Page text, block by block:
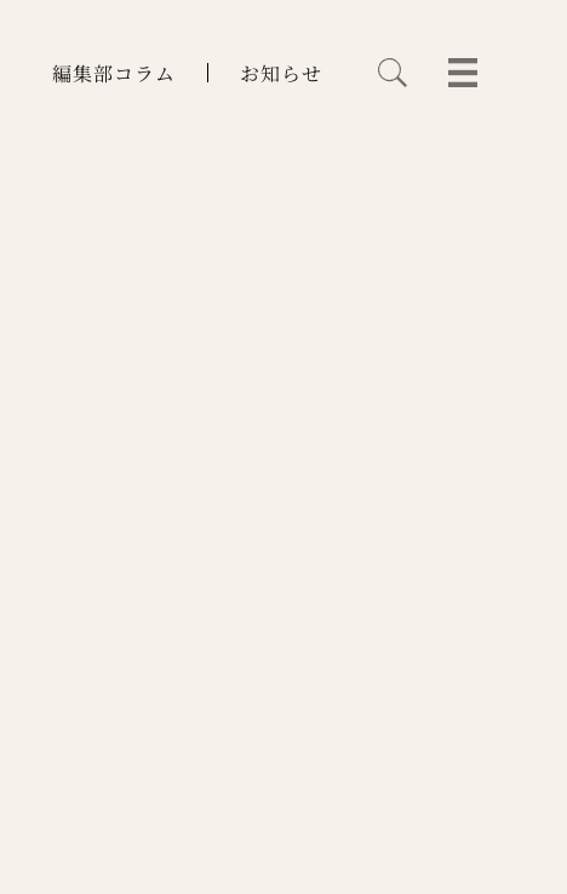
編集部コラム お知らせ